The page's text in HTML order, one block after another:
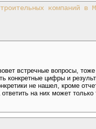
компаний в
встречные вопросы,
конкретные цифры и
не нашел, кроме
на них может